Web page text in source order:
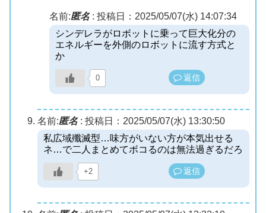
名前:匿名: 投稿日：2025/05/07(水) 14:07:34
シンデレラがロボットに乗って巨大化分の
エネルギーを外側のロボットに流す方式と
か
0 返信
名前:匿名: 投稿日：2025/05/07(水) 13:30:50
私広域殲滅型…味方がいない方が本気出せる
ネ…で二人まとめてボコるのは無法過ぎるだろ
+2 返信